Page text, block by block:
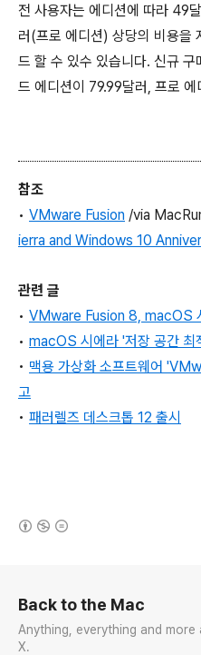
전 사용자는 에디션에 따라 49
러(프로 에디션) 상당의 비용을
드 할 수 있수 있습니다. 신규
드 에디션이 79.99달러, 프로
참조
• VMware Fusion /via
ierra and Windows 10
관련 글
• VMware Fusion 8, macOS
• macOS 시에라 '저장 공간 최
• 맥용 가상화 소프트웨어
고
• 패러렐즈 데스크톱 12 출시
Back to the Mac
Anything, everything and more
X.